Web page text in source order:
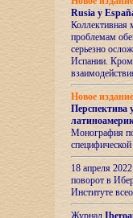
Rusia y
Коллективная
проблемам
серьезно
Испании.
Новое
Перспектива
Монография
18 апреля
поворот в
Институте
Журнал